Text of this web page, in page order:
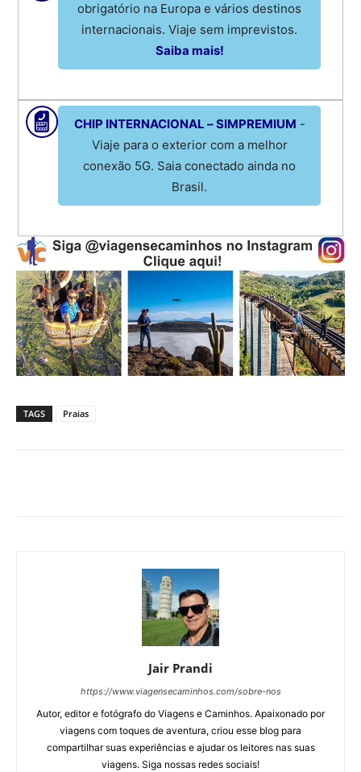
obrigatório na Europa e vários destinos
internacionais. Viaje sem imprevistos.
Saiba mais!
CHIP INTERNACIONAL – SIMPREMIUM -
Viaje para o exterior com a melhor
conexão 5G. Saia conectado ainda no
Brasil.
TAGS Praias
Jair Prandi
https://www.viagensecaminhos.com/sobre-nos
Autor, editor e fotógrafo do Viagens e Caminhos. Apaixonado por
viagens com toques de aventura, criou esse blog para
compartilhar suas experiências e ajudar os leitores nas suas
viagens. Siga nossas redes sociais!